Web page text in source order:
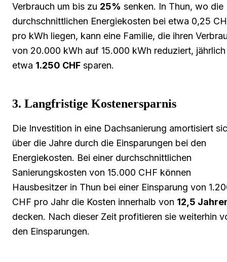
Verbrauch um bis zu 25% senken. In Thun, wo die
durchschnittlichen Energiekosten bei etwa 0,25
pro kWh liegen, kann eine Familie, die ihren
von 20.000 kWh auf 15.000 kWh reduziert, jährlich
etwa 1.250 CHF sparen.
3. Langfristige Kostenersparnis
Die Investition in eine Dachsanierung amortisiert
über die Jahre durch die Einsparungen bei den
Energiekosten. Bei einer durchschnittlichen
Sanierungskosten von 15.000 CHF können
Hausbesitzer in Thun bei einer Einsparung von
CHF pro Jahr die Kosten innerhalb von 12,5
decken. Nach dieser Zeit profitieren sie weiterhin
den Einsparungen.